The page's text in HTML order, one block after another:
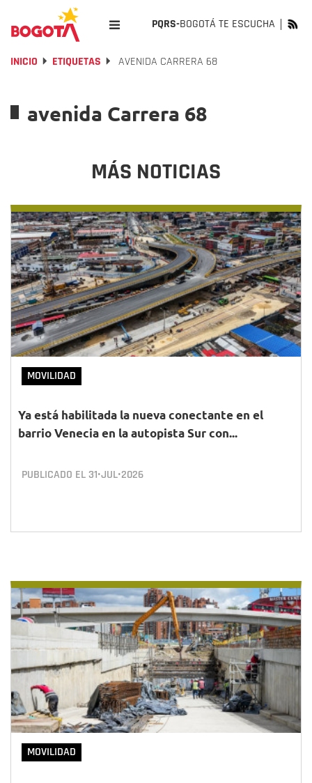
PQRS-BOGOTÁ TE ESCUCHA
INICIO ETIQUETAS AVENIDA CARRERA 68
avenida Carrera 68
MÁS NOTICIAS
MOVILIDAD
Ya está habilitada la nueva conectante en el
barrio Venecia en la autopista Sur con...
PUBLICADO EL 31•JUL•2026
MOVILIDAD